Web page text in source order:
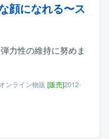
顔になれる〜ス
力性の維持に努めま
オンライン物販 [販売]2012-